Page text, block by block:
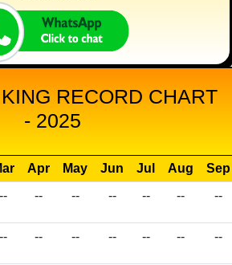
RECORD CHART
- 2025
Apr May Jun Jul Aug
Sep
-- -- -- -- -- -- --
-- -- -- -- -- -- --